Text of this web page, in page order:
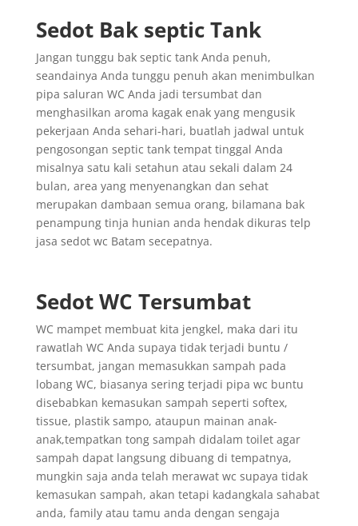
Sedot Bak septic Tank
Jangan tunggu bak septic tank Anda penuh,
seandainya Anda tunggu penuh akan menimbulkan
pipa saluran WC Anda jadi tersumbat dan
menghasilkan aroma kagak enak yang mengusik
pekerjaan Anda sehari-hari, buatlah jadwal untuk
pengosongan septic tank tempat tinggal Anda
misalnya satu kali setahun atau sekali dalam 24
bulan, area yang menyenangkan dan sehat
merupakan dambaan semua orang, bilamana bak
penampung tinja hunian anda hendak dikuras telp
jasa sedot wc Batam secepatnya.
Sedot WC Tersumbat
WC mampet membuat kita jengkel, maka dari itu
rawatlah WC Anda supaya tidak terjadi buntu /
tersumbat, jangan memasukkan sampah pada
lobang WC, biasanya sering terjadi pipa wc buntu
disebabkan kemasukan sampah seperti softex,
tissue, plastik sampo, ataupun mainan anak-
anak,tempatkan tong sampah didalam toilet agar
sampah dapat langsung dibuang di tempatnya,
mungkin saja anda telah merawat wc supaya tidak
kemasukan sampah, akan tetapi kadangkala sahabat
anda, family atau tamu anda dengan sengaja